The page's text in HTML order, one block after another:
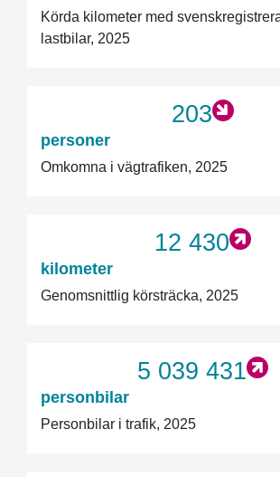
Körda kilometer med
lastbilar, 2025
203
personer
Omkomna i vägtrafiken, 2025
12 430
kilometer
Genomsnittlig körsträcka, 2025
5 039 431
personbilar
Personbilar i trafik, 2025